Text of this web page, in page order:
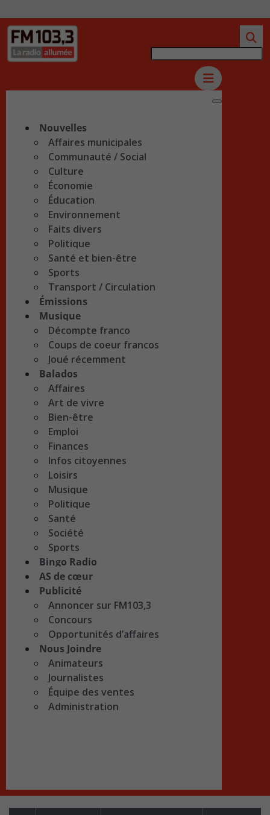
Nouvelles
Affaires municipales
Communauté / Social
Culture
Économie
Éducation
Environnement
Faits divers
Politique
Santé et bien-être
Sports
Transport / Circulation
Émissions
Musique
Décompte franco
Coups de coeur francos
Joué récemment
Balados
Affaires
Art de vivre
Bien-être
Emploi
Finances
Infos citoyennes
Loisirs
Musique
Politique
Santé
Société
Sports
Bingo Radio
AS de cœur
Publicité
Annoncer sur FM103,3
Concours
Opportunités d’affaires
Nous Joindre
Animateurs
Journalistes
Équipe des ventes
Administration